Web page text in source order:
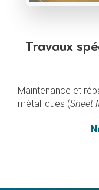
Travaux
Maintenance et
métalliques (Sheet